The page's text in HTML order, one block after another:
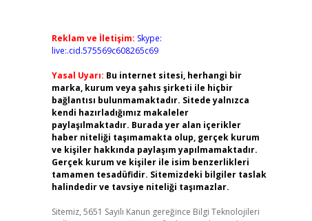
Reklam ve İletişim: Skype:
live:.cid.575569c608265c69
Yasal Uyarı: Bu internet sitesi, herhangi bir
marka, kurum veya şahıs şirketi ile hiçbir
bağlantısı bulunmamaktadır. Sitede yalnızca
kendi hazırladığımız makaleler
paylaşılmaktadır. Burada yer alan içerikler
haber niteliği taşımamakta olup, gerçek kurum
ve kişiler hakkında paylaşım yapılmamaktadır.
Gerçek kurum ve kişiler ile isim benzerlikleri
tamamen tesadüfidir. Sitemizdeki bilgiler taslak
halindedir ve tavsiye niteliği taşımazlar.
Sitemiz, 5651 Sayılı Kanun gereğince Bilgi Teknolojileri